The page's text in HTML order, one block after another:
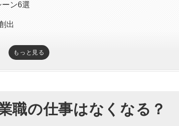
ン6選
出
もっと見る
職の仕事はなくなる？